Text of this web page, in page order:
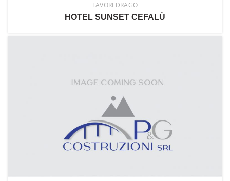
LAVORI DRAGO
HOTEL SUNSET CEFALÙ